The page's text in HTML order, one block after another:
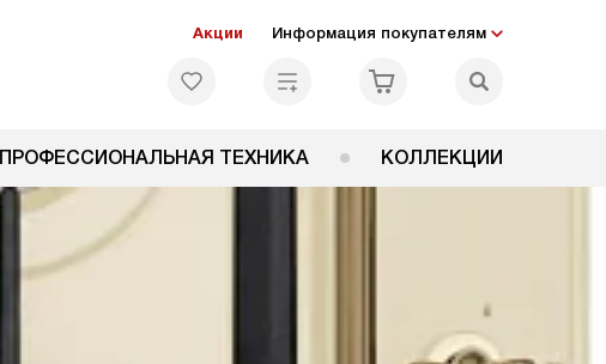
Акции Информация покупателям
ПРОФЕССИОНАЛЬНАЯ ТЕХНИКА КОЛЛЕКЦИИ